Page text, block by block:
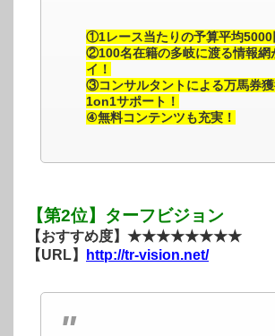
①1レース当たりの予算平均5000
②100名在籍の多岐に渡る情報網
イ！
③コンサルタントによる万馬券
1on1サポート！
④無料コンテンツも充実！
【第2位】ターフビジョン
【おすすめ度】★★★★★★★★
【URL】
http://tr-vision.net/